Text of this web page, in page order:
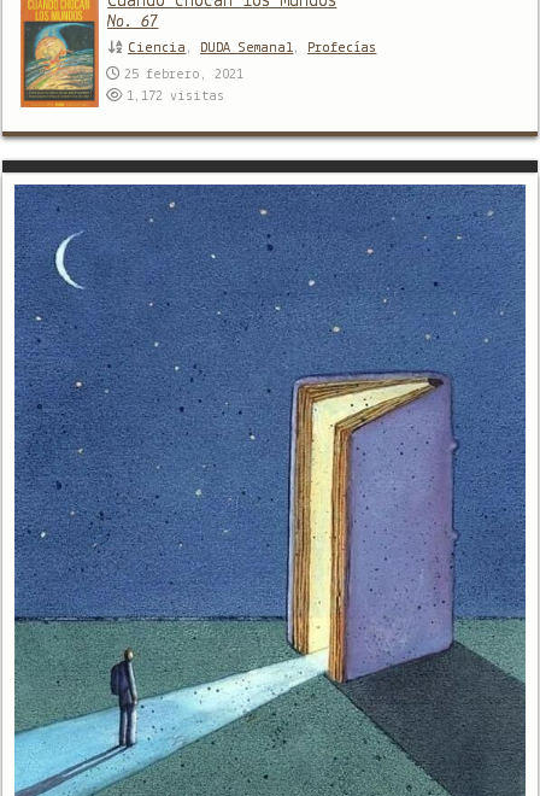
No. 67
Ciencia , DUDA Semanal,
Profecías
25 febrero, 2021
1,172visitas